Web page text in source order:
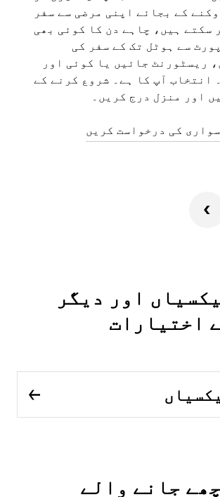
کے بجائے اپنی مرضی سے سفر
سکتے ہیں، چاہے دن کا کوئی بھی
سے ہوٹل تک کے سفر کی
ریسٹورنٹ جائیں یا کوئی اور
انتخاب آپ کا ہے۔ شروع کرنے کے
اور منزل درج کریں۔
اور دیگر
اختیارات
جانے والے